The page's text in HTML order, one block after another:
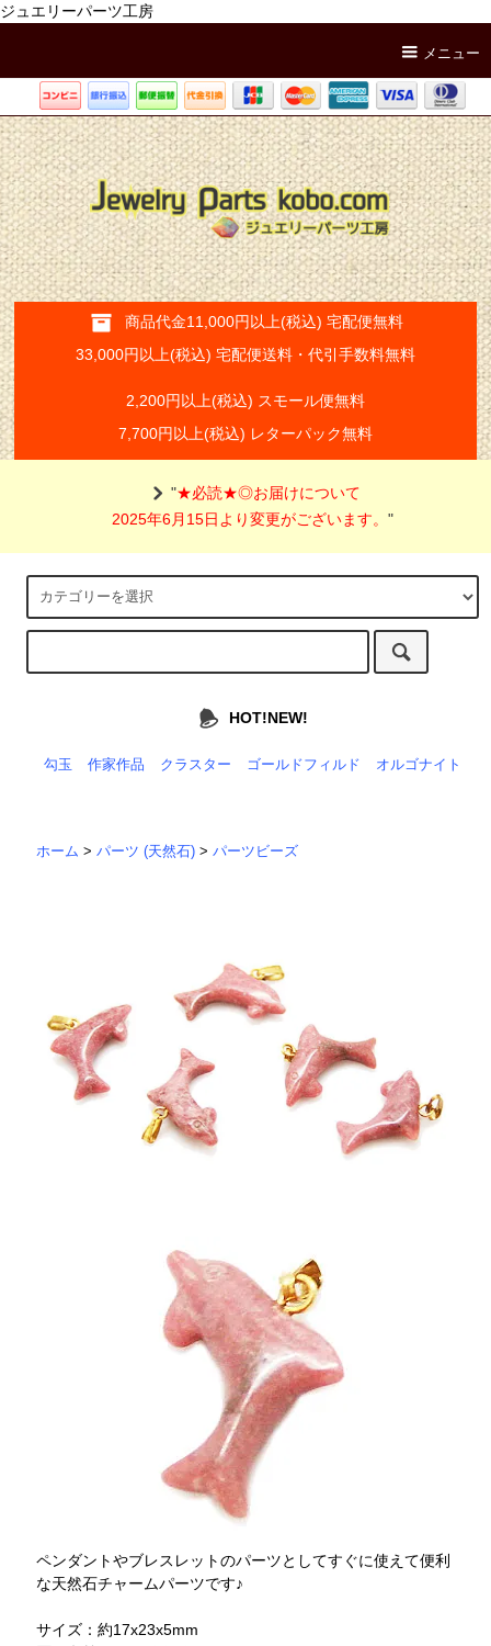
ジュエリーパーツ工房
メニュー
商品代金11,000円以上(税込) 宅配便無料
33,000円以上(税込) 宅配便送料・代引手数料無料
2,200円以上(税込) スモール便無料
7,700円以上(税込) レターパック無料
"★必読★◎お届けについて
2025年6月15日より変更がございます。"
HOT!NEW!
勾玉 作家作品 クラスター ゴールドフィルド オルゴナイト
ホーム >パーツ (天然石) >パーツビーズ
ペンダントやブレスレットのパーツとしてすぐに使えて便利
な天然石チャームパーツです♪
サイズ：約17x23x5mm